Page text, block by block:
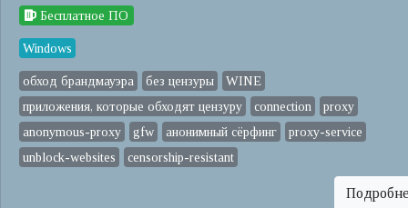
Бесплатное ПО
Windows
обход брандмауэра без цензуры
WINE
приложения, которые обходят цензуру
connection
proxy
anonymous-proxy
gfw анонимный сёрфинг
proxy-service
unblock-websites
censorship-resistant